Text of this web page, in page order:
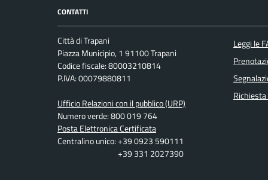
CONTATTI
Città di Trapani
Piazza Municipio, 1 91100 Trapani
Codice fiscale: 80003210814
P.IVA: 00079880811
Ufficio Relazioni con il pubblico (URP)
Numero verde: 800 019 764
Posta Elettronica Certificata
Centralino unico: +39 0923 590111
+39 331 2027390
Leggi le